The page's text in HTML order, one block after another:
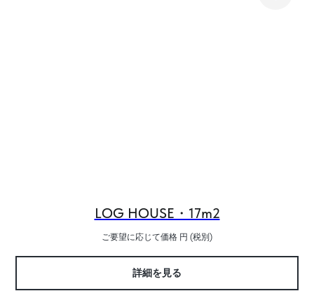
LOG HOUSE・17m2
ご要望に応じて価格 円 (税別)
詳細を見る